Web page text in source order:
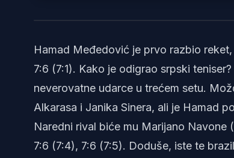
Hamad Međedović je prvo razbio
7:6 (7:1). Kako je odigrao srpski
neverovatne udarce u trećem setu.
Alkarasa i Janika Sinera, ali je Hamad
Naredni rival biće mu Marijano Navone
7:6 (7:4), 7:6 (7:5). Doduše, iste te